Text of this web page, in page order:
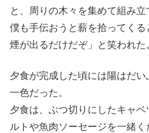
と、周りの木々を集めて組み立
僕も手伝おうと薪を拾ってくる
煙が出るだけだぞ」と笑われた
夕食が完成した頃には陽はだ
一色だった。
夕食は、ぶつ切りにしたキャ
ルトや魚肉ソーセージを一緒く